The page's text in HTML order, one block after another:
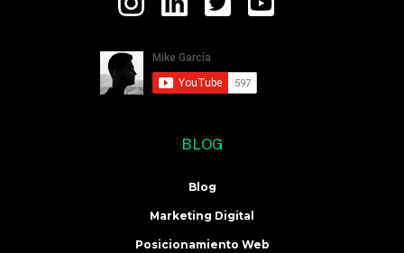
BLOG
Blog
Marketing Digital
Posicionamiento Web